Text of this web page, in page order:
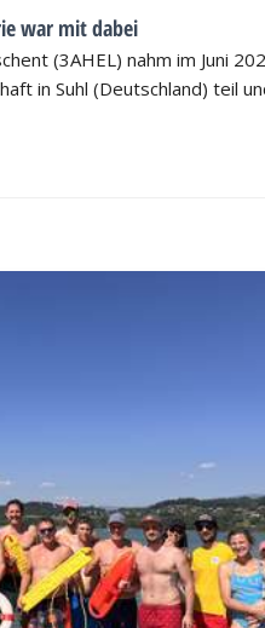
war mit dabei
(3AHEL) nahm im Juni
in Suhl (Deutschland) teil